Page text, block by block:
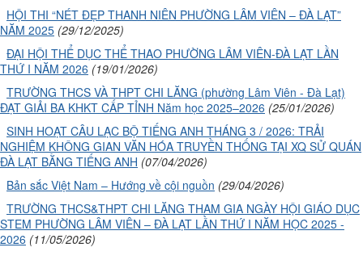
HỘI THI “NÉT ĐẸP THANH NIÊN PHƯỜNG LÂM VIÊN – ĐÀ LẠT”
NĂM 2025 (29/12/2025)
ĐẠI HỘI THỂ DỤC THỂ THAO PHƯỜNG LÂM VIÊN-ĐÀ LẠT LẦN
THỨ I NĂM 2026 (19/01/2026)
TRƯỜNG THCS VÀ THPT CHI LĂNG (phường Lâm Viên - Đà Lạt)
ĐẠT GIẢI BA KHKT CẤP TỈNH Năm học 2025–2026 (25/01/2026)
SINH HOẠT CÂU LẠC BỘ TIẾNG ANH THÁNG 3 / 2026: TRẢI
NGHIỆM KHÔNG GIAN VĂN HÓA TRUYỀN THỐNG TẠI XQ SỬ QUÁN
ĐÀ LẠT BẰNG TIẾNG ANH (07/04/2026)
Bản sắc Việt Nam – Hướng về cội nguồn (29/04/2026)
TRƯỜNG THCS&THPT CHI LĂNG THAM GIA NGÀY HỘI GIÁO DỤC
STEM PHƯỜNG LÂM VIÊN – ĐÀ LẠT LẦN THỨ I NĂM HỌC 2025 -
2026 (11/05/2026)